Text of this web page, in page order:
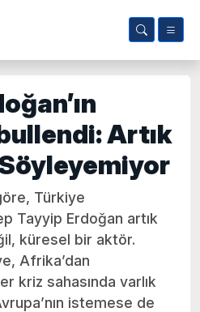
Artık
Türkiye
Tayyip Erdoğan artık
küresel bir aktör.
Afrika’dan
kriz sahasında varlık
istemese de